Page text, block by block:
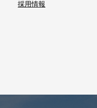
採用情報